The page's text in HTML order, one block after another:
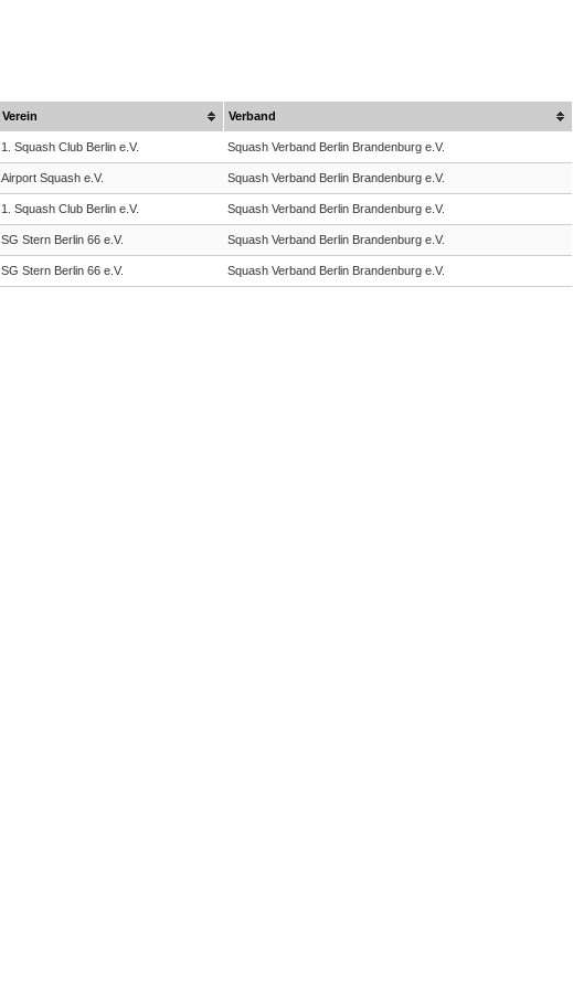
Verein Verband
1. Squash Club Berlin e.V. Squash Verband Berlin Brandenburg e.V.
Airport Squash e.V. Squash Verband Berlin Brandenburg e.V.
1. Squash Club Berlin e.V. Squash Verband Berlin Brandenburg e.V.
SG Stern Berlin 66 e.V. Squash Verband Berlin Brandenburg e.V.
SG Stern Berlin 66 e.V. Squash Verband Berlin Brandenburg e.V.